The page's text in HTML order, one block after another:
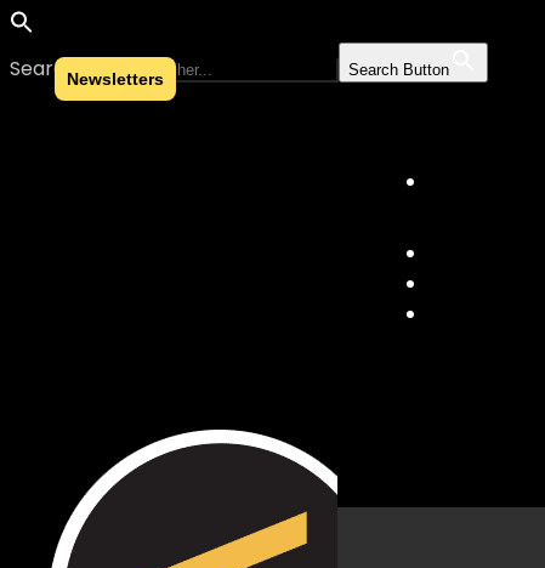
Search for: Search Button
Skip to content
Newsletters